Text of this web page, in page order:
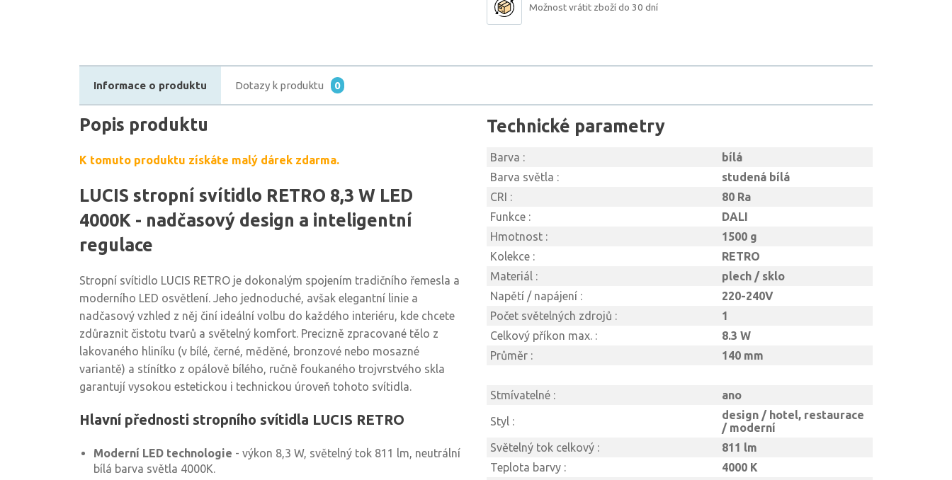
Možnost vrátit zboží do 30 dní
Informace o produktu Dotazy k produktu 0
Popis produktu
K tomuto produktu získáte malý dárek zdarma.
LUCIS stropní svítidlo RETRO 8,3 W LED
4000K - nadčasový design a inteligentní
regulace
Stropní svítidlo LUCIS RETRO je dokonalým spojením tradičního řemesla a
moderního LED osvětlení. Jeho jednoduché, avšak elegantní linie a
nadčasový vzhled z něj činí ideální volbu do každého interiéru, kde chcete
zdůraznit čistotu tvarů a světelný komfort. Precizně zpracované tělo z
lakovaného hliníku (v bílé, černé, měděné, bronzové nebo mosazné
variantě) a stínítko z opálově bílého, ručně foukaného trojvrstvého skla
garantují vysokou estetickou i technickou úroveň tohoto svítidla.
Hlavní přednosti stropního svítidla LUCIS RETRO
Moderní LED technologie - výkon 8,3 W, světelný tok 811 lm, neutrální
bílá barva světla 4000K.
Technické parametry
Barva :
bílá
Barva světla :
studená bílá
CRI :
80 Ra
Funkce :
DALI
Hmotnost :
1500 g
Kolekce :
RETRO
Materiál :
plech / sklo
Napětí / napájení :
220-240V
Počet světelných zdrojů :
1
Celkový příkon max. :
8.3 W
Průměr :
140 mm
Stmívatelné : ano
Styl :
design / hotel, restaurace
/ moderní
Světelný tok celkový :
811 lm
Teplota barvy :
4000 K